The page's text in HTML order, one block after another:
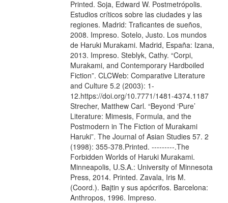
Printed. Soja, Edward W. Postmetrópolis.
Estudios críticos sobre las ciudades y las
regiones. Madrid: Traficantes de sueños,
2008. Impreso. Sotelo, Justo. Los mundos
de Haruki Murakami. Madrid, España: Izana,
2013. Impreso. Steblyk, Cathy. “Corpi,
Murakami, and Contemporary Hardboiled
Fiction”. CLCWeb: Comparative Literature
and Culture 5.2 (2003): 1-
12.https://doi.org/10.7771/1481-4374.1187
Strecher, Matthew Carl. “Beyond ‘Pure’
Literature: Mimesis, Formula, and the
Postmodern in The Fiction of Murakami
Haruki”. The Journal of Asian Studies 57. 2
(1998): 355-378.Printed. ---------.The
Forbidden Worlds of Haruki Murakami.
Minneapolis, U.S.A.: University of Minnesota
Press, 2014. Printed. Zavala, Iris M.
(Coord.). Bajtin y sus apócrifos. Barcelona:
Anthropos, 1996. Impreso.